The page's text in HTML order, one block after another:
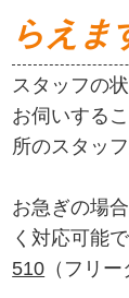
らえま
スタッフの
お伺いする
所のスタッ
お急ぎの場
く対応可能
510 （フリ